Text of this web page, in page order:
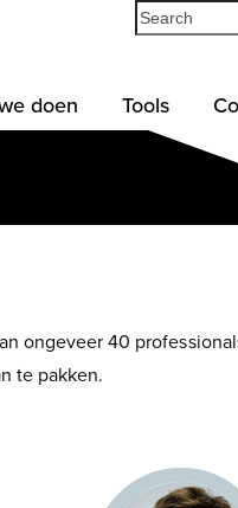
Search
doen Tools
ongeveer 40
te pakken.